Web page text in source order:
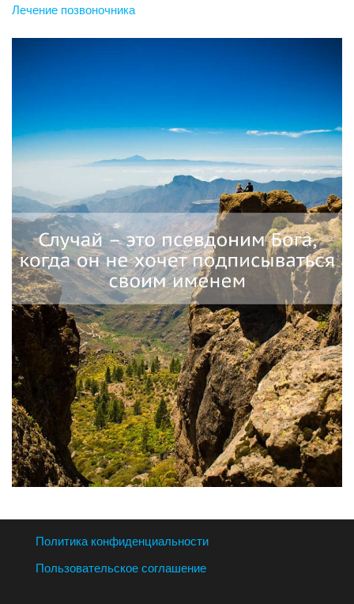
Лечение позвоночника
Политика конфиденциальности
Пользовательское соглашение